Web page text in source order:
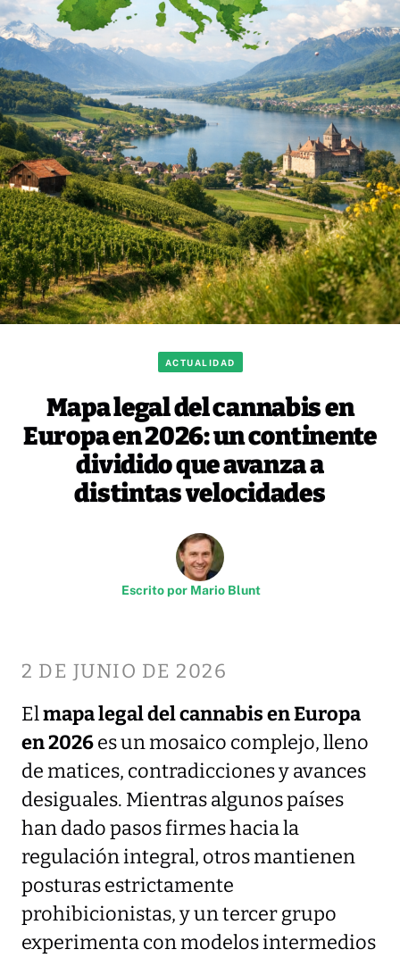
ACTUALIDAD
Mapa legal del cannabis en
Europa en 2026: un continente
dividido que avanza a
distintas velocidades
Escrito por Mario Blunt
2 DE JUNIO DE 2026
Elmapa legal del cannabis en Europa
en 2026es un mosaico complejo, lleno
de matices, contradicciones y avances
desiguales. Mientras algunos países
han dado pasos firmes hacia la
regulación integral, otros mantienen
posturas estrictamente
prohibicionistas, y un tercer grupo
experimenta con modelos intermedios